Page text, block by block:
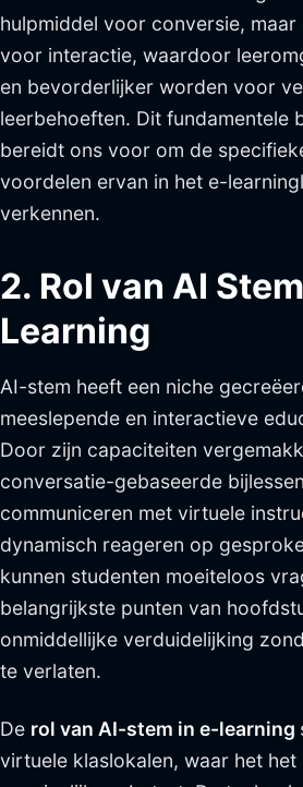
hulpmiddel voor conversie,
voor interactie, waardoor
en bevorderlijker worden voor
leerbehoeften. Dit fundamentele
bereidt ons voor om de
voordelen ervan in het e-
verkennen.
2. Rol van AI
Learning
AI-stem heeft een niche
meeslepende en interactieve
Door zijn capaciteiten
conversatie-gebaseerde
communiceren met virtuele
dynamisch reageren op
kunnen studenten moeiteloos
belangrijkste punten van
onmiddellijke verduidelijking
te verlaten.
De rol van AI-stem in e-learning
virtuele klaslokalen, waar het